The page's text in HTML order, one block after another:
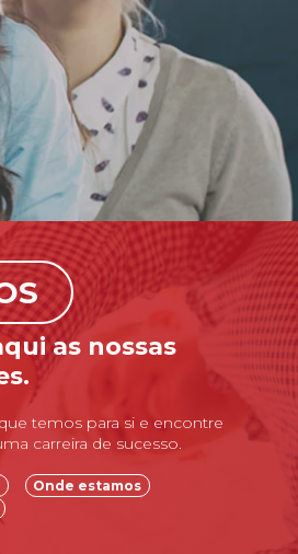
as nossas
temos para si e encontre
carreira de sucesso.
Onde estamos